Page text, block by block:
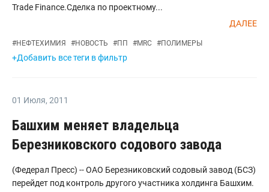
Trade Finance.Сделка по проектному...
ДАЛЕЕ
#НЕФТЕХИМИЯ #НОВОСТЬ #ПП #MRC #ПОЛИМЕРЫ
+Добавить все теги в фильтр
01 Июля, 2011
Башхим меняет владельца
Березниковского содового завода
(Федерал Пресс) -- ОАО Березниковский содовый завод (БСЗ)
перейдет под контроль другого участника холдинга Башхим.